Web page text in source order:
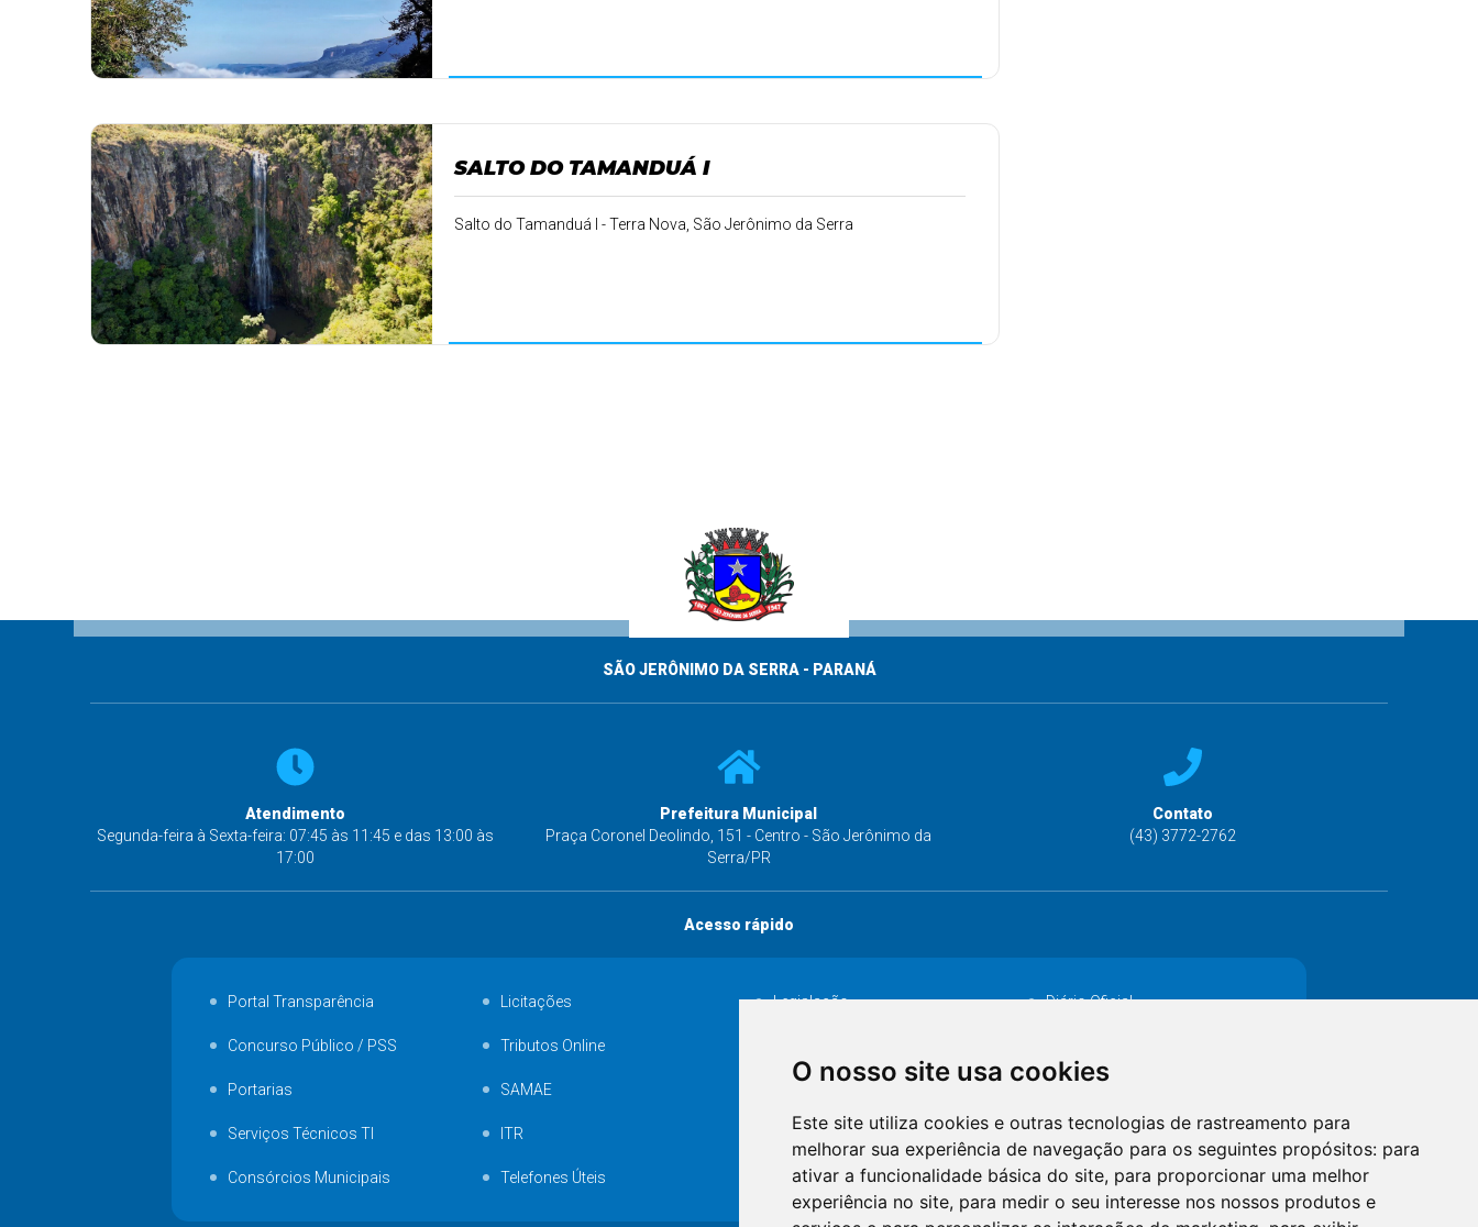
O nosso site usa cookies
Este site utiliza cookies e outras tecnologias de rastreamento para
melhorar sua experiência de navegação para os seguintes propósitos: para
ativar a funcionalidade básica do site, para proporcionar uma melhor
experiência no site, para medir o seu interesse nos nossos produtos e
SALTO DO TAMANDUÁ I
Salto do Tamanduá I - Terra Nova, São Jerônimo da Serra
SÃO JERÔNIMO DA SERRA - PARANÁ
Atendimento
Segunda-feira à Sexta-feira: 07:45 às 11:45 e das 13:00 às
17:00
Prefeitura Municipal
Praça Coronel Deolindo, 151 - Centro - São Jerônimo da
Serra/PR
Contato
(43) 3772-2762
Acesso rápido
Portal Transparência Licitações Legislação Diário Oficial
Concurso Público / PSS Tributos Online
Portarias SAMAE
Serviços Técnicos TI ITR Desapropriações Catalogo Eletrônico de Padronização
Consórcios Municipais Telefones Úteis